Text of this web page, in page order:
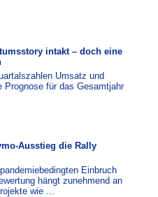
intakt – doch eine
Umsatz und
Prognose für das Gesamtjahr
Ausstieg die Rally
Einbruch
hängt zunehmend an
wie ...